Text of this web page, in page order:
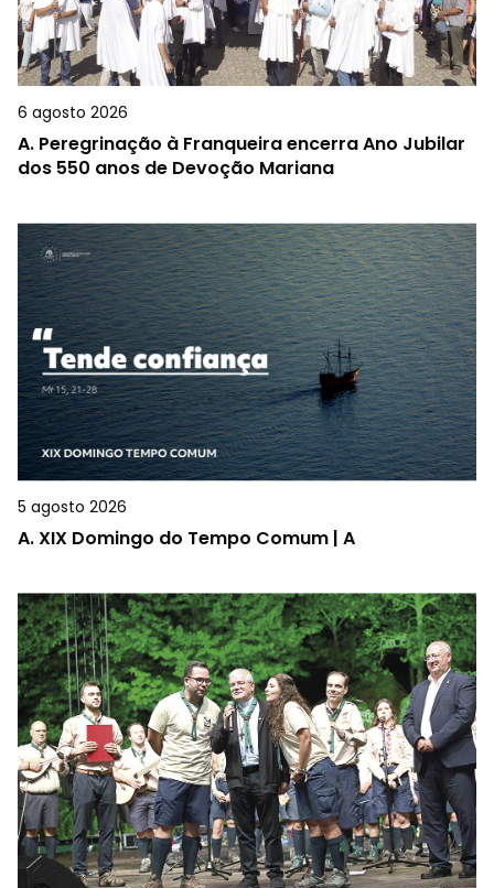
6 agosto 2026
A. Peregrinação à Franqueira encerra Ano Jubilar
dos 550 anos de Devoção Mariana
5 agosto 2026
A.XIX Domingo do Tempo Comum | A